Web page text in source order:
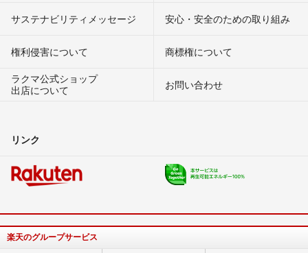
サステナビリティメッセージ 安心・安全のための取り組み
権利侵害について
商標権について
ラクマ公式ショップ
出店について
お問い合わせ
リンク
楽天のグループサービス